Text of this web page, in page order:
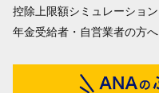
控除上限額シミュレーション
年金受給者・自営業者の方へ